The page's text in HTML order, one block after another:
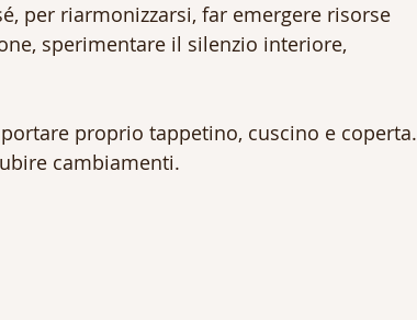
per riarmonizzarsi, far emergere risorse
sperimentare il silenzio interiore,
proprio tappetino, cuscino e coperta.
cambiamenti.